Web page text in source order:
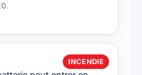
INCENDIE